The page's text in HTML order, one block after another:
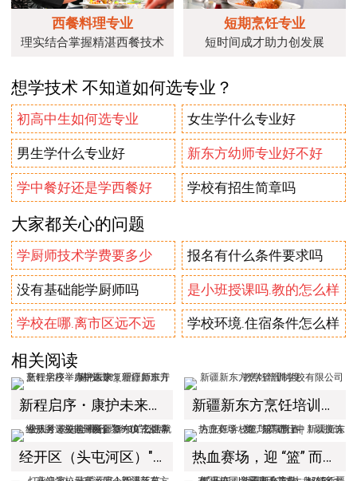
西餐料理专业
理实结合掌握精湛西餐技术
短期烹饪专业
短时间成才助力创发展
想学技术 不知道如何选专业？
初高中生如何选专业 女生学什么专业好
男生学什么专业好 新东方幼师专业好不好
学中餐好还是学西餐好 学校有招生简章吗
大家都关心的问题
学厨师技术学费要多少 报名有什么条件要求吗
没有基础能学厨师吗 是小班授课吗.教的怎么样
学校在哪.离市区远不远 学校环境.住宿条件怎么样
相关阅读
新程启序・康护未来｜新疆新东方烹饪学校举办中医康复理疗师班开幕仪式！ 新疆新东方烹饪培训学校有限公司教学管理制度
经开区（头屯河区）"3+10"公共就业服务进校园暨新疆新东方烹饪学校人才双选会+校企签约仪式圆满举行 热血赛场，迎 “篮” 而上｜新疆新东方烹饪学校篮球赛进行中！以技筑梦，乐享青春